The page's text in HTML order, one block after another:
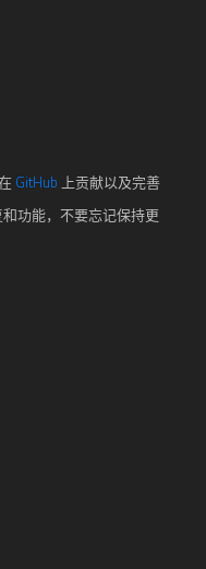
GitHub 上贡献以及完善
功能，不要忘记保持更